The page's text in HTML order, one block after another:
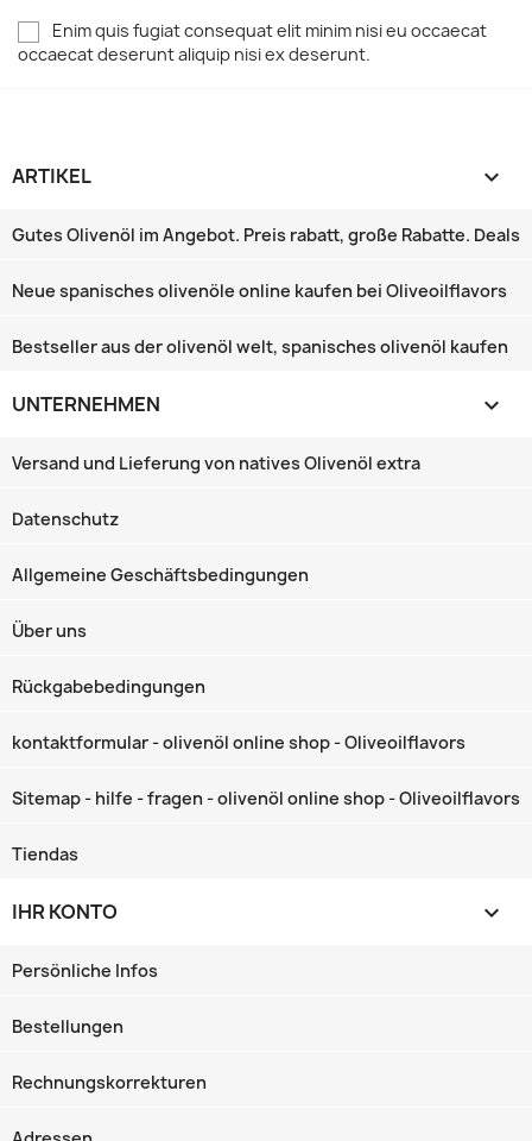
Enim quis fugiat consequat elit minim nisi eu occaecat
occaecat deserunt aliquip nisi ex deserunt.
ARTIKEL 
Gutes Olivenöl im Angebot. Preis rabatt, große Rabatte‎. Deals
Neue spanisches olivenöle online kaufen bei Oliveoilflavors
Bestseller aus der olivenöl welt, spanisches olivenöl kaufen
UNTERNEHMEN 
Versand und Lieferung von natives Olivenöl extra
Datenschutz
Allgemeine Geschäftsbedingungen
Über uns
Rückgabebedingungen
kontaktformular - olivenöl online shop - Oliveoilflavors
Sitemap - hilfe - fragen - olivenöl online shop - Oliveoilflavors
Tiendas
IHR KONTO 
Persönliche Infos
Bestellungen
Rechnungskorrekturen